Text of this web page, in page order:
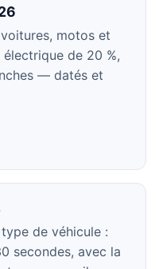
motos et
de 20 %,
— datés et
de véhicule :
secondes, avec la